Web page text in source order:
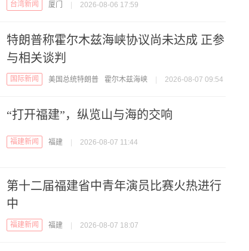
台湾新闻 厦门 2026-08-06 17:59
特朗普称霍尔木兹海峡协议尚未达成 正参
与相关谈判
国际新闻 美国总统特朗普 霍尔木兹海峡 2026-08-07 09:54
“打开福建”，纵览山与海的交响
福建新闻 福建 2026-08-07 11:44
第十二届福建省中青年演员比赛火热进行
中
福建新闻 福建 2026-08-07 18:07